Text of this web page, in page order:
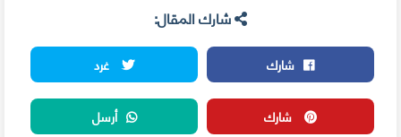
شارك المقال:
شارك
غرد
شارك
أرسل